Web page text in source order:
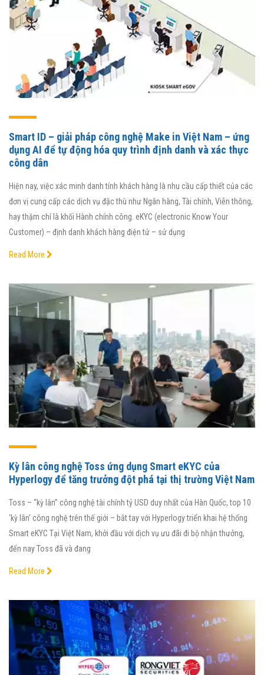
Smart ID – giải pháp công nghệ Make in Việt Nam – ứng
dụng AI để tự động hóa quy trình định danh và xác thực
công dân
Hiện nay, việc xác minh danh tính khách hàng là nhu cầu cấp thiết của các
đơn vị cung cấp các dịch vụ đặc thù như Ngân hàng, Tài chính, Viễn thông,
hay thậm chí là khối Hành chính công. eKYC (electronic Know Your
Customer) – định danh khách hàng điện tử – sử dụng
Read More
Kỳ lân công nghệ Toss ứng dụng Smart eKYC của
Hyperlogy để tăng trưởng đột phá tại thị trường Việt Nam
Toss – “kỳ lân” công nghệ tài chính tỷ USD duy nhất của Hàn Quốc, top 10
‘kỳ lân’ công nghệ trên thế giới – bắt tay với Hyperlogy triển khai hệ thống
Smart eKYC Tại Việt Nam, khởi đầu với dịch vụ ưu đãi đi bộ nhận thưởng,
đến nay Toss đã và đang
Read More